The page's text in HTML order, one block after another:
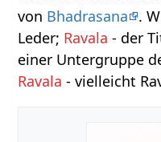
von Bhadrasana .
Leder; Ravala - der
einer Untergruppe
Ravala - vielleicht